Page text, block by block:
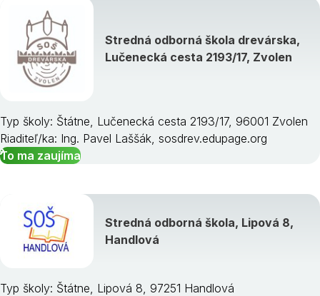
Stredná odborná škola drevárska,
Lučenecká cesta 2193/17, Zvolen
Typ školy: Štátne, Lučenecká cesta 2193/17, 96001 Zvolen
Riaditeľ/ka: Ing. Pavel Laššák, sosdrev.edupage.org
To ma zaujíma
Stredná odborná škola, Lipová 8,
Handlová
Typ školy: Štátne, Lipová 8, 97251 Handlová